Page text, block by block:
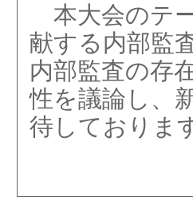
本大会のテ
献する内部監
内部監査の存
性を議論し、
待しておりま